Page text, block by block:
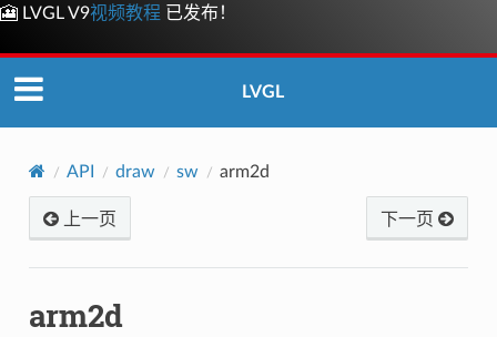
🎦 LVGL V9视频教程 已发布！
LVGL
API draw sw arm2d
上一页 下一页
arm2d